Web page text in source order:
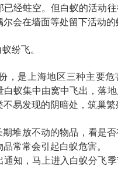
已经蛀空。但白蚁的活动
会在墙面等处留下活动的
纷飞。
，是上海地区三种主要危
白蚁集中由窝中飞出，落
易发现的阴暗处，筑巢繁
堆放不动的物品，看是否
常常会引起白蚁危害。
通知，马上进入白蚁分飞